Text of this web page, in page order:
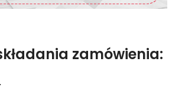
zamówienia: